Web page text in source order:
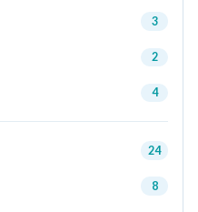
3
2
4
24
8